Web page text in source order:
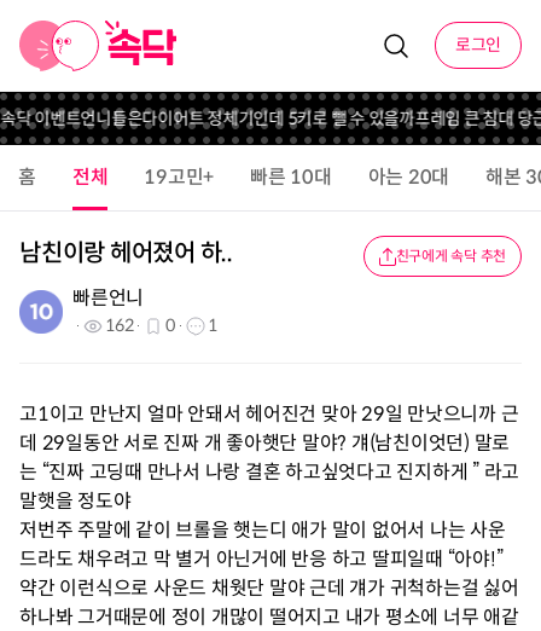
로그인
닥 이벤트언니들은다이어트 정체기인데 5키로 뺄 수 있을까프레임 큰 침대 당
홈 전체 19고민+ 빠른 10대 아는 20대 해본
남친이랑 헤어졌어 하.. 친구에게 속닥 추천
빠른언니
162 0 1
고1이고 만난지 얼마 안돼서 헤어진건 맞아 29일 만낫으니까 근
데 29일동안 서로 진짜 개 좋아햇단 말야? 걔(남친이엇던) 말로
는 “진짜 고딩때 만나서 나랑 결혼 하고싶엇다고 진지하게 ” 라고
말햇을 정도야
저번주 주말에 같이 브롤을 햇는디 애가 말이 없어서 나는 사운
드라도 채우려고 막 별거 아닌거에 반응 하고 딸피일때 “아야!”
약간 이런식으로 사운드 채웟단 말야 근데 걔가 귀척하는걸 싫어
하나봐 그거때문에 정이 개많이 떨어지고 내가 평소에 너무 애같